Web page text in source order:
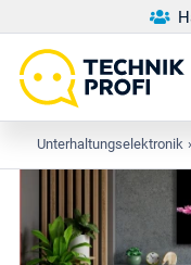
Unterhaltungselektronik ›